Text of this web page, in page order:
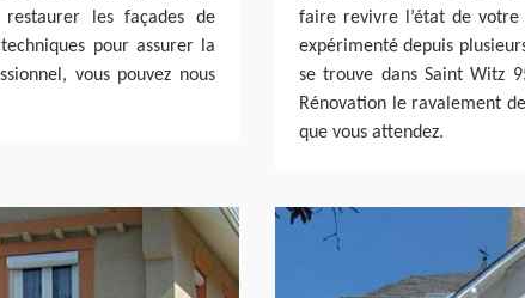
les façades de
pour assurer la
vous pouvez nous
faire revivre l’état de
expérimenté depuis
se trouve dans Saint Witz
Rénovation le ravalement
que vous attendez.